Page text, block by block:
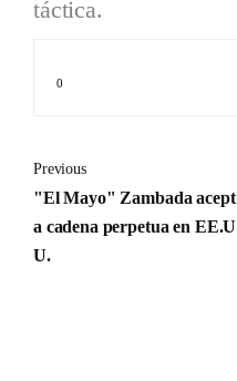
táctica.
0
Previous
"El Mayo" Zambada acept
a cadena perpetua en EE.U
U.